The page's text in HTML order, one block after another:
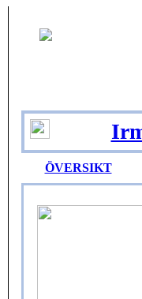
ÖVERSIKT